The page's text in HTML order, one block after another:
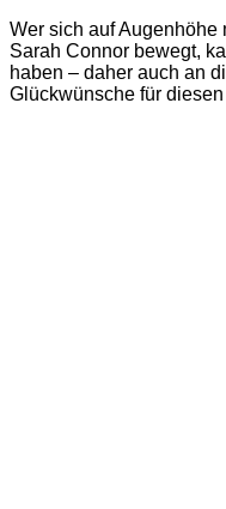
Wer sich auf Augenhöhe
Sarah Connor bewegt,
haben – daher auch an
Glückwünsche für